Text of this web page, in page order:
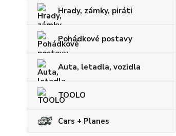
Hrady, zámky, piráti
Pohádkové postavy
Auta, letadla, vozidla
TOOLO
Cars + Planes